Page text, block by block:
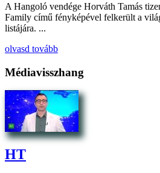
A Hangoló vendége Horváth Tamás
Family című fényképével felkerült a
listájára. ...
olvasd tovább
Médiavisszhang
HT